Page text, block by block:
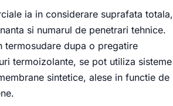
ia in considerare suprafata totala,
si numarul de penetrari tehnice.
termosudare dupa o pregatire
termoizolante, se pot utiliza sisteme
sintetice, alese in functie de